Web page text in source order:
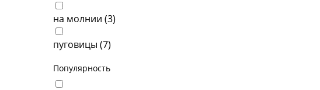
на молнии (3)
пуговицы (7)
Популярность